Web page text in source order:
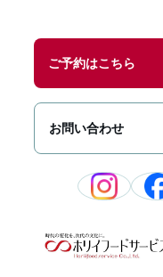
ご予約はこちら
お問い合わせ